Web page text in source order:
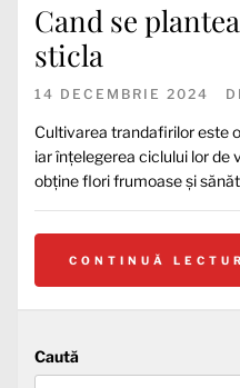
Cand se
sticla
14 DECEMBRIE 2024
Cultivarea trandafirilor este
iar înțelegerea ciclului lor de
obține flori frumoase și
CONTINUĂ
Caută